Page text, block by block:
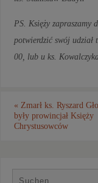
PS. Księży zapraszamy
potwierdzić swój
00, lub u ks.
« Zmarł ks. Ryszard
były prowincjał Księży
Chrystusowców